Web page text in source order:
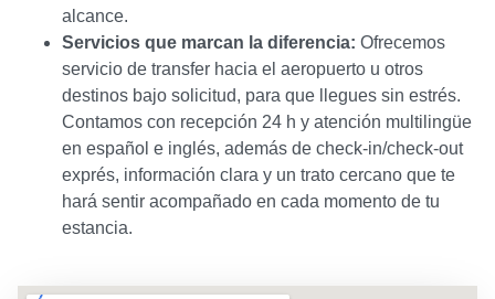
alcance.
Servicios que marcan la diferencia: Ofrecemos
servicio de transfer hacia el aeropuerto u otros
destinos bajo solicitud, para que llegues sin estrés.
Contamos con recepción 24 h y atención multilingüe
en español e inglés, además de check-in/check-out
exprés, información clara y un trato cercano que te
hará sentir acompañado en cada momento de tu
estancia.